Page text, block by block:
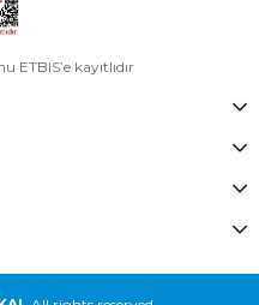
kayıtlıdır